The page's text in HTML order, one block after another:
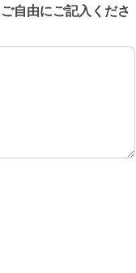
自由にご記入くださ
自由にご記入ください